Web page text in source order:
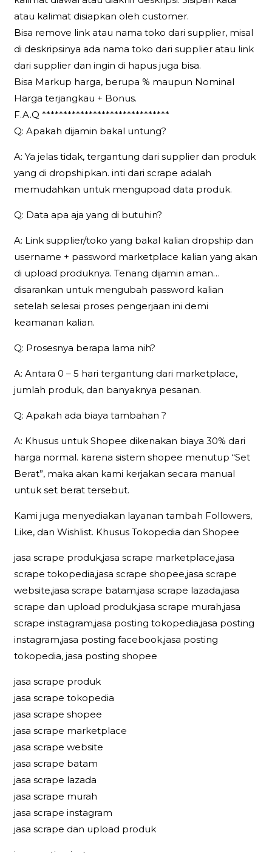
atau kalimat disiapkan oleh customer.
Bisa remove link atau nama toko dari supplier, misal
di deskripsinya ada nama toko dari supplier atau link
dari supplier dan ingin di hapus juga bisa.
Bisa Markup harga, berupa % maupun Nominal
Harga terjangkau + Bonus.
F.A.Q ******************************
Q: Apakah dijamin bakal untung?
A: Ya jelas tidak, tergantung dari supplier dan produk
yang di dropshipkan. inti dari scrape adalah
memudahkan untuk mengupoad data produk.
Q: Data apa aja yang di butuhin?
A: Link supplier/toko yang bakal kalian dropship dan
username + password marketplace kalian yang akan
di upload produknya. Tenang dijamin aman…
disarankan untuk mengubah password kalian
setelah selesai proses pengerjaan ini demi
keamanan kalian.
Q: Prosesnya berapa lama nih?
A: Antara 0 – 5 hari tergantung dari marketplace,
jumlah produk, dan banyaknya pesanan.
Q: Apakah ada biaya tambahan ?
A: Khusus untuk Shopee dikenakan biaya 30% dari
harga normal. karena sistem shopee menutup “Set
Berat”, maka akan kami kerjakan secara manual
untuk set berat tersebut.
Kami juga menyediakan layanan tambah Followers,
Like, dan Wishlist. Khusus Tokopedia dan Shopee
jasa scrape produk,jasa scrape marketplace,jasa
scrape tokopedia,jasa scrape shopee,jasa scrape
website,jasa scrape batam,jasa scrape lazada,jasa
scrape dan upload produk,jasa scrape murah,jasa
scrape instagram,jasa posting tokopedia,jasa posting
instagram,jasa posting facebook,jasa posting
tokopedia, jasa posting shopee
jasa scrape produk
jasa scrape tokopedia
jasa scrape shopee
jasa scrape marketplace
jasa scrape website
jasa scrape batam
jasa scrape lazada
jasa scrape murah
jasa scrape instagram
jasa scrape dan upload produk